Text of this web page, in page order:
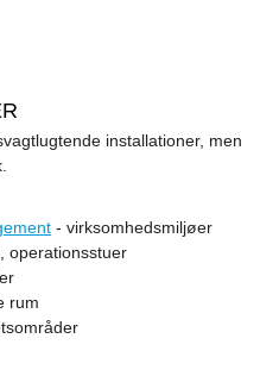
installationer, men
- virksomhedsmiljøer
operationsstuer
rum